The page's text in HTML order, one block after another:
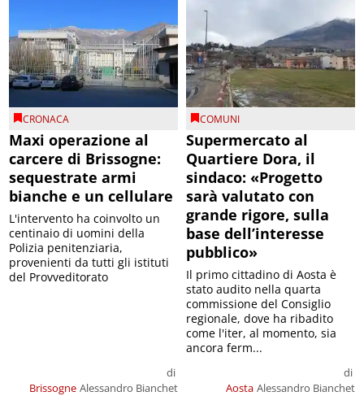
CRONACA
Maxi operazione al
carcere di Brissogne:
sequestrate armi
bianche e un cellulare
Brissogne
di
Alessandro Bianchet
L'intervento ha coinvolto un
centinaio di uomini della
Polizia penitenziaria,
provenienti da tutti gli istituti
del Provveditorato
COMUNI
Supermercato al
Quartiere Dora, il
sindaco: «Progetto
sarà valutato con
grande rigore, sulla
base dell’interesse
pubblico»
Aosta
di
Alessandro Bianchet
Il primo cittadino di Aosta è
stato audito nella quarta
commissione del Consiglio
regionale, dove ha ribadito
come l'iter, al momento, sia
ancora ferm...